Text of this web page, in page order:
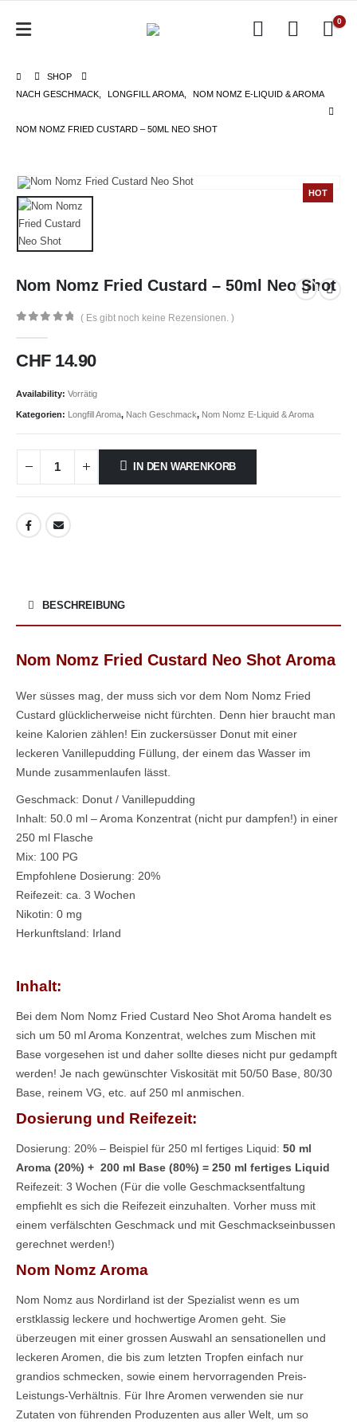
0
SHOP
NACH GESCHMACK
LONGFILL AROMA NOM NOMZ E-LIQUID & AROMA
NOM NOMZ FRIED CUSTARD – 50ML NEO SHOT
HOT
Nom Nomz Fried Custard – 50ml Neo Shot
( Es gibt noch keine Rezensionen. )
CHF14.90
Availability: Vorrätig
Kategorien: Longfill Aroma, Nach Geschmack, Nom Nomz E-Liquid & Aroma
IN DEN WARENKORB
BESCHREIBUNG
Nom Nomz Fried Custard Neo Shot Aroma
Wer süsses mag, der muss sich vor dem Nom Nomz Fried
Custard glücklicherweise nicht fürchten. Denn hier braucht man
keine Kalorien zählen! Ein zuckersüsser Donut mit einer
leckeren Vanillepudding Füllung, der einem das Wasser im
Munde zusammenlaufen lässt.
Geschmack: Donut / Vanillepudding
Inhalt: 50.0 ml – Aroma Konzentrat (nicht pur dampfen!) in einer
250 ml Flasche
Mix: 100 PG
Empfohlene Dosierung: 20%
Reifezeit: ca. 3 Wochen
Nikotin: 0 mg
Herkunftsland: Irland
Inhalt:
Bei dem Nom Nomz Fried Custard Neo Shot Aroma handelt es
sich um 50 ml Aroma Konzentrat, welches zum Mischen mit
Base vorgesehen ist und daher sollte dieses nicht pur gedampft
werden! Je nach gewünschter Viskosität mit 50/50 Base, 80/30
Base, reinem VG, etc. auf 250 ml anmischen.
Dosierung und Reifezeit:
Dosierung: 20% – Beispiel für 250 ml fertiges Liquid: 50 ml
Aroma (20%) + 200 ml Base (80%) = 250 ml fertiges Liquid
Reifezeit: 3 Wochen (Für die volle Geschmacksentfaltung
empfiehlt es sich die Reifezeit einzuhalten. Vorher muss mit
einem verfälschten Geschmack und mit Geschmackseinbussen
gerechnet werden!)
Nom Nomz Aroma
Nom Nomz aus Nordirland ist der Spezialist wenn es um
erstklassig leckere und hochwertige Aromen geht. Sie
überzeugen mit einer grossen Auswahl an sensationellen und
leckeren Aromen, die bis zum letzten Tropfen einfach nur
grandios schmecken, sowie einem hervorragenden Preis-
Leistungs-Verhältnis. Für Ihre Aromen verwenden sie nur
Zutaten von führenden Produzenten aus aller Welt, um so